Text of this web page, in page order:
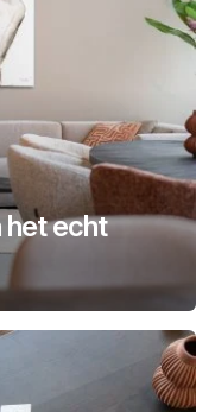
het echt